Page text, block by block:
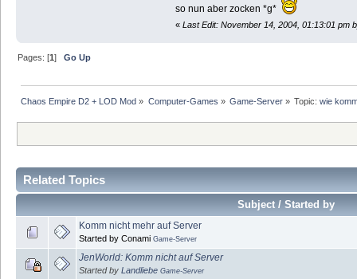
so nun aber zocken *g*
« Last Edit: November 14, 2004, 01:13:01 pm
Pages: [1]Go Up
Chaos Empire D2 + LOD Mod » Computer-Games » Game-Server» Topic:wie
Related Topics
Subject / Started by
Komm nicht mehr auf Server
Started by Conami Game-Server
JenWorld: Komm nicht auf Server
Started by Landliebe Game-Server